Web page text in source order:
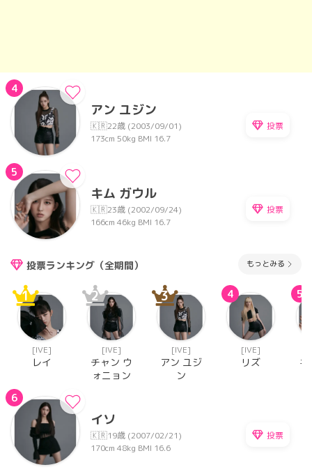
4
アン ユジン
🇰🇷22歳 (2003/09/01)
173cm 50kg BMI 16.7
投票
5
キム ガウル
🇰🇷23歳 (2002/09/24)
166cm 46kg BMI 16.7
投票
投票ランキング（全期間） もっとみる
1
[IVE]
レイ
2
[IVE]
チャン ウ
ォニョン
3
[IVE]
アン ユジ
ン
4
[IVE]
リズ
5
キ
6
イソ
🇰🇷19歳 (2007/02/21)
170cm 48kg BMI 16.6
投票